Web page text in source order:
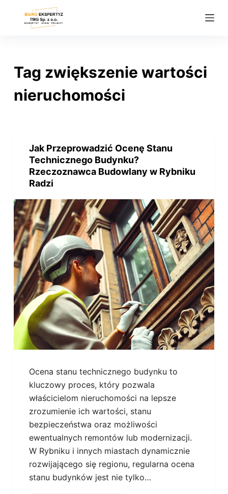
Tag zwiększenie wartości
nieruchomości
Jak Przeprowadzić Ocenę Stanu
Technicznego Budynku?
Rzeczoznawca Budowlany w Rybniku
Radzi
Ocena stanu technicznego budynku to
kluczowy proces, który pozwala
właścicielom nieruchomości na lepsze
zrozumienie ich wartości, stanu
bezpieczeństwa oraz możliwości
ewentualnych remontów lub modernizacji.
W Rybniku i innych miastach dynamicznie
rozwijającego się regionu, regularna ocena
stanu budynków jest nie tylko…